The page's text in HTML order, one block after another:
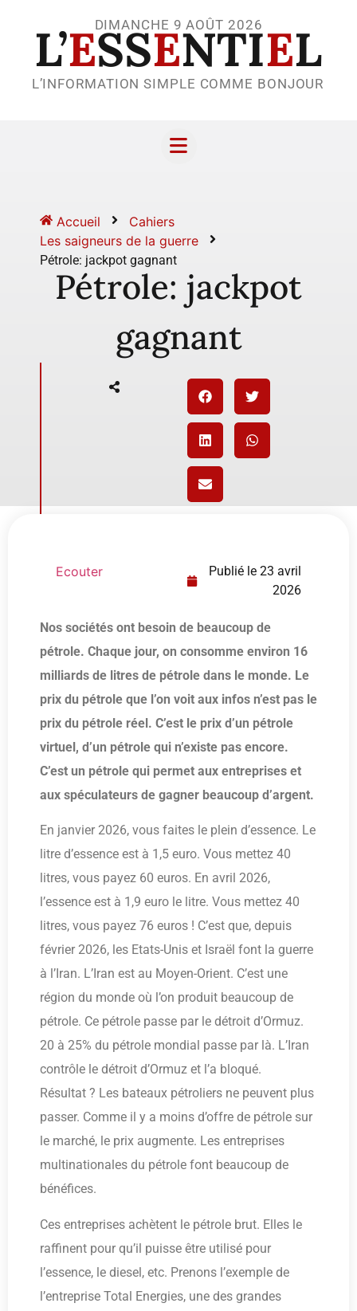
DIMANCHE 9 AOÛT 2026
L’ESSENTIEL
L’INFORMATION SIMPLE COMME BONJOUR
Accueil
Cahiers
Les saigneurs de la guerre
Pétrole: jackpot gagnant
Pétrole: jackpot
gagnant
Ecouter Publié le 23 avril
2026
Nos sociétés ont besoin de beaucoup de
pétrole. Chaque jour, on consomme environ 16
milliards de litres de pétrole dans le monde. Le
prix du pétrole que l’on voit aux infos n’est pas le
prix du pétrole réel. C’est le prix d’un pétrole
virtuel, d’un pétrole qui n’existe pas encore.
C’est un pétrole qui permet aux entreprises et
aux spéculateurs de gagner beaucoup d’argent.
En janvier 2026, vous faites le plein d’essence. Le
litre d’essence est à 1,5 euro. Vous mettez 40
litres, vous payez 60 euros. En avril 2026,
l’essence est à 1,9 euro le litre. Vous mettez 40
litres, vous payez 76 euros ! C’est que, depuis
février 2026, les Etats-Unis et Israël font la guerre
à l’Iran. L’Iran est au Moyen-Orient. C’est une
région du monde où l’on produit beaucoup de
pétrole. Ce pétrole passe par le détroit d’Ormuz.
20 à 25% du pétrole mondial passe par là. L’Iran
contrôle le détroit d’Ormuz et l’a bloqué.
Résultat ? Les bateaux pétroliers ne peuvent plus
passer. Comme il y a moins d’offre de pétrole sur
le marché, le prix augmente. Les entreprises
multinationales du pétrole font beaucoup de
bénéfices.
Ces entreprises achètent le pétrole brut. Elles le
raffinent pour qu’il puisse être utilisé pour
l’essence, le diesel, etc. Prenons l’exemple de
l’entreprise Total Energies, une des grandes